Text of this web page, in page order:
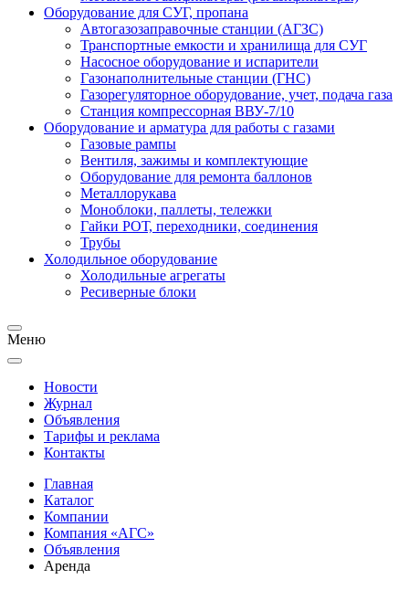
Оборудование для СУГ, пропана
Автогазозаправочные станции (АГЗС)
Транспортные емкости и хранилища для СУГ
Насосное оборудование и испарители
Газонаполнительные станции (ГНС)
Газорегуляторное оборудование, учет, подача газа
Станция компрессорная ВВУ-7/10
Оборудование и арматура для работы с газами
Газовые рампы
Вентиля, зажимы и комплектующие
Оборудование для ремонта баллонов
Металлорукава
Моноблоки, паллеты, тележки
Гайки РОТ, переходники, соединения
Трубы
Холодильное оборудование
Холодильные агрегаты
Ресиверные блоки
Меню
Новости
Журнал
Объявления
Тарифы и реклама
Контакты
Главная
Каталог
Компании
Компания «АГС»
Объявления
Аренда